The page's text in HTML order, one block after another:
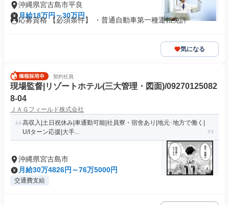
沖縄県宮古島市平良
月給18万円～30万円
応募資格 【必須条件】 ・普通自動車第一種運転免許
気になる
契約社員
現場監督|リゾートホテル(三大管理・図面)/09270125082
8-04
ＪＡＧフィールド株式会社
高収入|土日祝休み|車通勤可能|社員寮・宿舍あり|地元･地方で働く|
U/Iターン応援|大手...
沖縄県宮古島市
月給30万4826円～76万5000円
交通費支給